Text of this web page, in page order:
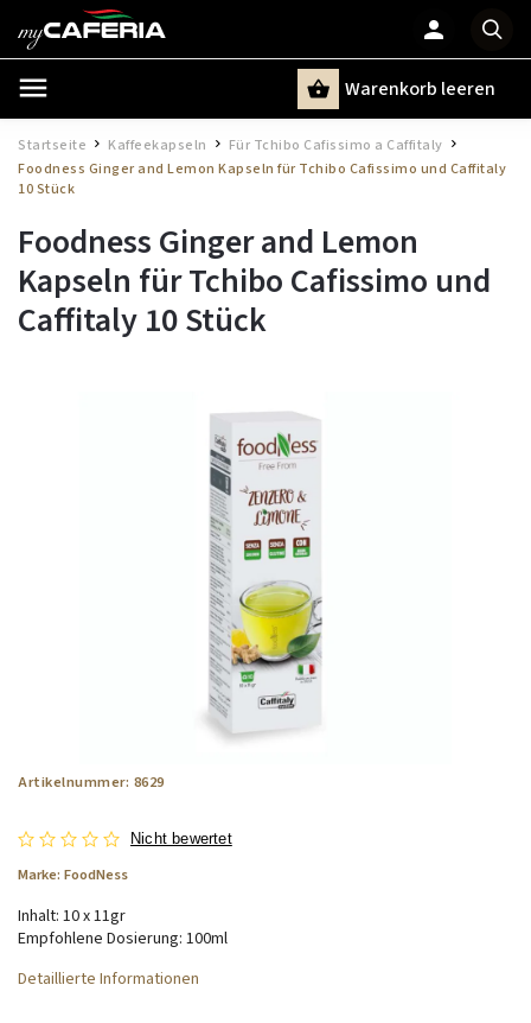
Warenkorb leeren
Startseite / Kaffeekapseln Für Tchibo Cafissimo a Caffitaly
Foodness Ginger and Lemon Kapseln für Tchibo Cafissimo und Caffitaly
10 Stück
Foodness Ginger and Lemon
Kapseln für Tchibo Cafissimo und
Caffitaly 10 Stück
Artikelnummer: 8629
Nicht bewertet
Marke: FoodNess
Inhalt: 10 x 11gr
Empfohlene Dosierung: 100ml
Detaillierte Informationen